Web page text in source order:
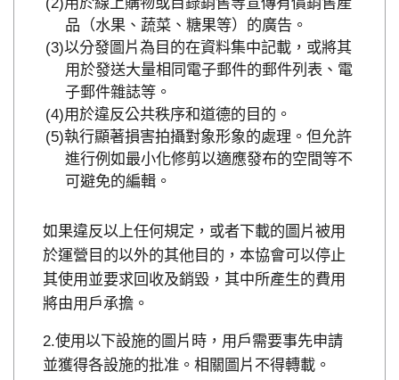
品（水果、蔬菜、糖果等）的廣告。
以分發圖片為目的在資料集中記載，或將其
用於發送大量相同電子郵件的郵件列表、電
子郵件雜誌等。
用於違反公共秩序和道德的目的。
執行顯著損害拍攝對象形象的處理。但允許
進行例如最小化修剪以適應發布的空間等不
可避免的編輯。
如果違反以上任何規定，或者下載的圖片被用
於運營目的以外的其他目的，本協會可以停止
其使用並要求回收及銷毀，其中所產生的費用
將由用戶承擔。
使用以下設施的圖片時，用戶需要事先申請
並獲得各設施的批准。相關圖片不得轉載。